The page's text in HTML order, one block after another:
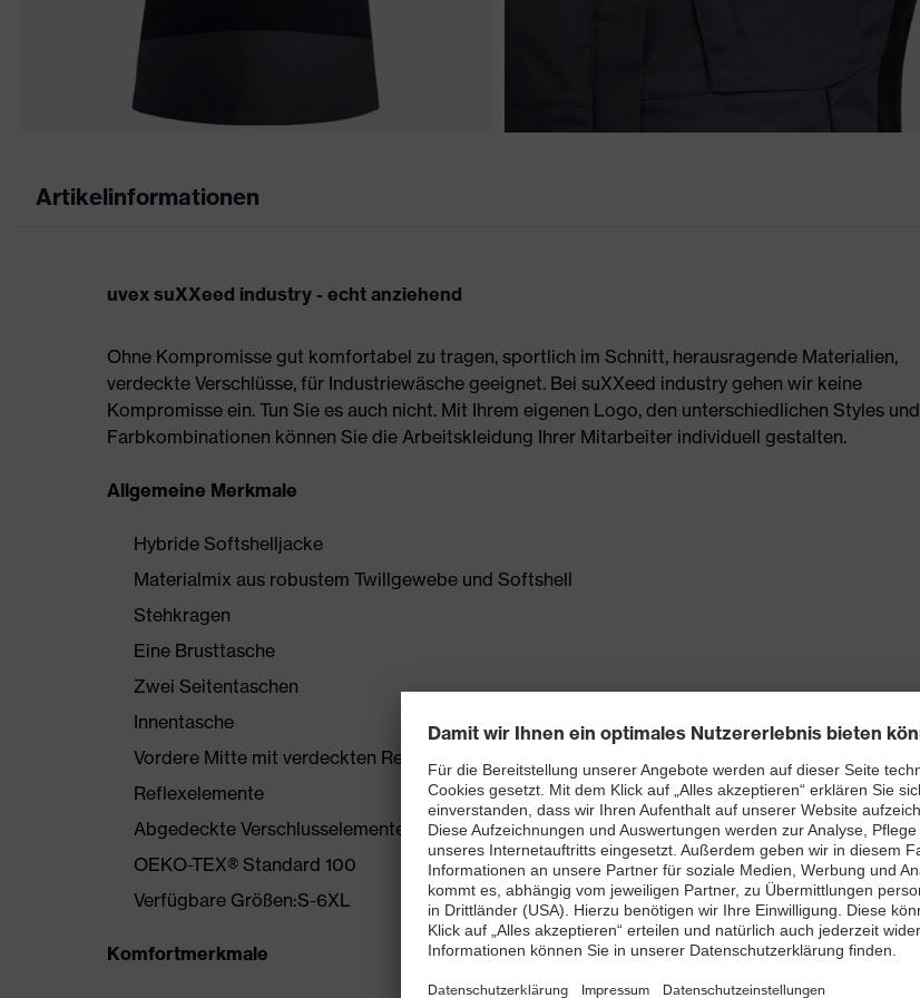
Artikelinformationen
uvex suXXeed industry - echt anziehend
Ohne Kompromisse gut komfortabel zu tragen, sportlich im Schnitt, herausragende Materialien,
verdeckte Verschlüsse, für Industriewäsche geeignet. Bei suXXeed industry gehen wir keine
Kompromisse ein. Tun Sie es auch nicht. Mit Ihrem eigenen Logo, den unterschiedlichen Styles und
Farbkombinationen können Sie die Arbeitskleidung Ihrer Mitarbeiter individuell gestalten.
Allgemeine Merkmale
Hybride Softshelljacke
Materialmix aus robustem Twillgewebe und Softshell
Stehkragen
Eine Brusttasche
Zwei Seitentaschen
Innentasche
Vordere Mitte mit verdeckten Reißverschluss
Reflexelemente
Abgedeckte Verschlusselemente
OEKO-TEX® Standard 100
Verfügbare Größen:S-6XL
Komfortmerkmale